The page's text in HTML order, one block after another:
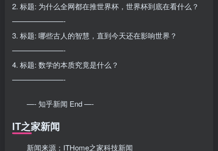
2. 标题: 为什么全网都在推世界杯，世界杯到底在看什么？
———————-
3. 标题: 哪些古人的智慧，直到今天还在影响世界？
———————-
4. 标题: 数学的本质究竟是什么？
———————-
—- 知乎新闻 End —-
IT之家新闻
新闻来源：ITHome之家科技新闻